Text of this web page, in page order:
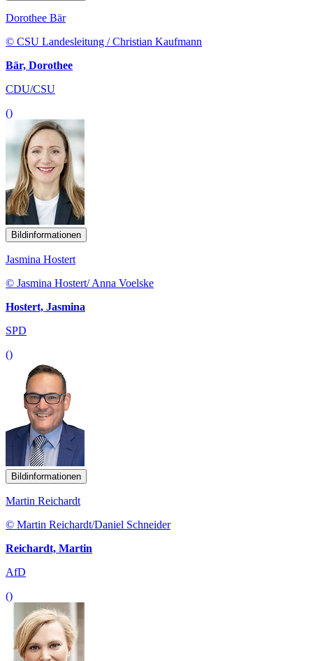
Dorothee Bär
© CSU Landesleitung / Christian Kaufmann
Bär, Dorothee
CDU/CSU
()
Bildinformationen
Jasmina Hostert
© Jasmina Hostert/ Anna Voelske
Hostert, Jasmina
SPD
()
Bildinformationen
Martin Reichardt
© Martin Reichardt/Daniel Schneider
Reichardt, Martin
AfD
()